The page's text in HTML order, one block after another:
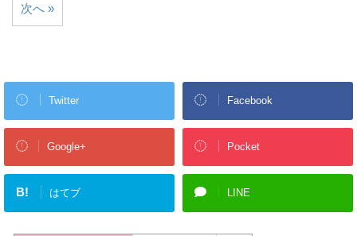
次へ »
Twitter Facebook
Google+ Pocket
B! はてブ LINE